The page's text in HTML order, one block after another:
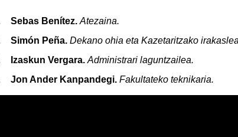
Sebas Benítez. Atezaina.
Simón Peña. Dekano ohia eta Kazetaritzako
Izaskun Vergara. Administrari laguntzailea.
Jon Ander Kanpandegi. Fakultateko teknikaria.